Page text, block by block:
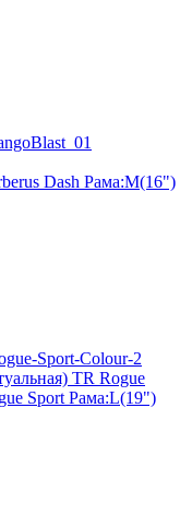
Dash Рама:M(16")
Sport Рама:L(19")